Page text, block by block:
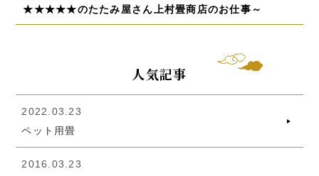
★★★★★のたたみ屋さん上村畳商店のお仕事～
人気記事
2022.03.23
ペット用畳
2016.03.23